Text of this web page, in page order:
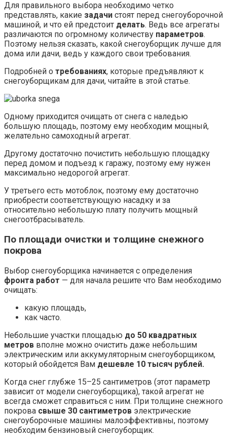
Для правильного выбора необходимо четко
представлять, какие задачи стоят перед снегоуборочной
машиной, и что ей предстоит делать. Ведь все агрегаты
различаются по огромному количеству параметров.
Поэтому нельзя сказать, какой снегоуборщик лучше для
дома или дачи, ведь у каждого свои требования.
Подробней о требованиях, которые предъявляют к
снегоуборщикам для дачи, читайте в этой статье.
Одному приходится очищать от снега с наледью
большую площадь, поэтому ему необходим мощный,
желательно самоходный агрегат.
Другому достаточно почистить небольшую площадку
перед домом и подъезд к гаражу, поэтому ему нужен
максимально недорогой агрегат.
У третьего есть мотоблок, поэтому ему достаточно
приобрести соответствующую насадку и за
относительно небольшую плату получить мощный
снегоотбрасыватель.
По площади очистки и толщине снежного
покрова
Выбор снегоуборщика начинается с определения
фронта работ — для начала решите что Вам необходимо
очищать:
какую площадь,
как часто.
Небольшие участки площадью до 50 квадратных
метров вполне можно очистить даже небольшим
электрическим или аккумуляторным снегоуборщиком,
который обойдется Вам дешевле 10 тысяч рублей.
Когда снег глубже 15–25 сантиметров (этот параметр
зависит от модели снегоуборщика), такой агрегат не
всегда сможет справиться с ним. При толщине снежного
покрова свыше 30 сантиметров электрические
снегоуборочные машины малоэффективны, поэтому
необходим бензиновый снегоуборщик.